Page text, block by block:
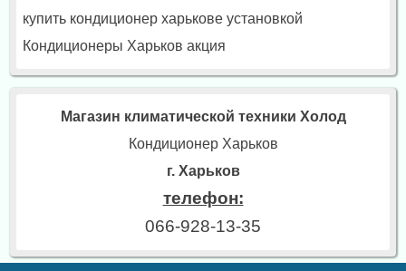
купить кондиционер харькове установкой
Кондиционеры Харьков акция
Магазин климатической техники Холод
Кондиционер Харьков
г. Харьков
телефон:
066-928-13-35